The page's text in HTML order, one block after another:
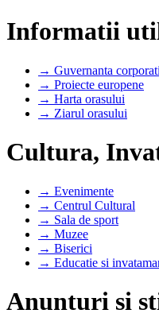
Informatii
→ Guvernanta
→ Proiecte europene
→ Harta orasului
→ Ziarul orasului
Cultura,
→ Evenimente
→ Centrul Cultural
→ Sala de sport
→ Muzee
→ Biserici
→ Educatie si
Anunturi si